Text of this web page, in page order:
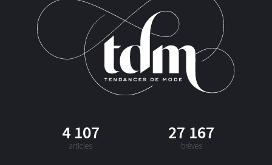
4 107
articles
27 167
brèves